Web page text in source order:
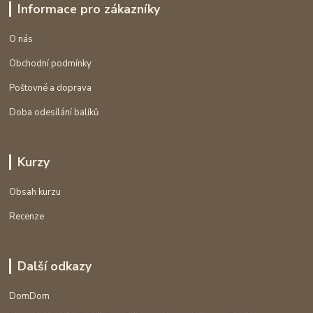
Informace pro zákazníky
O nás
Obchodní podmínky
Poštovné a doprava
Doba odesílání balíků
Kurzy
Obsah kurzu
Recenze
Další odkazy
DomDom